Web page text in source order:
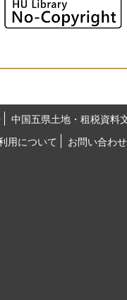
中国五県土地・租税資料
用について
お問い合わせ